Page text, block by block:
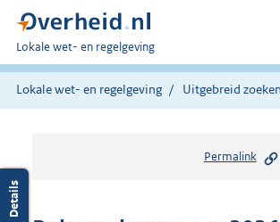
U
bent
hier:
Lokale wet- en regelgeving
Lokale wet- en regelgeving Uitgebreid zoeken
Permalink